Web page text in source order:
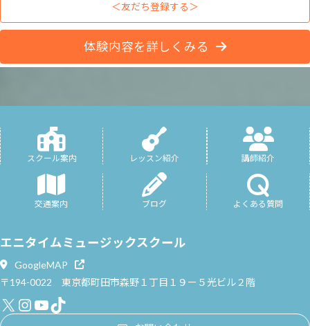
＜友だち登録する＞
体験内容を詳しくみる
スクール案内 レッスン紹介 講師紹介
交通案内 ブログ よくある質問
エニタイムミュージックスクール
GoogleMAP
〒194-0022 東京都町田市森野１丁目１９ー５光ビル２階
X Instagram
YouTube
TikTok